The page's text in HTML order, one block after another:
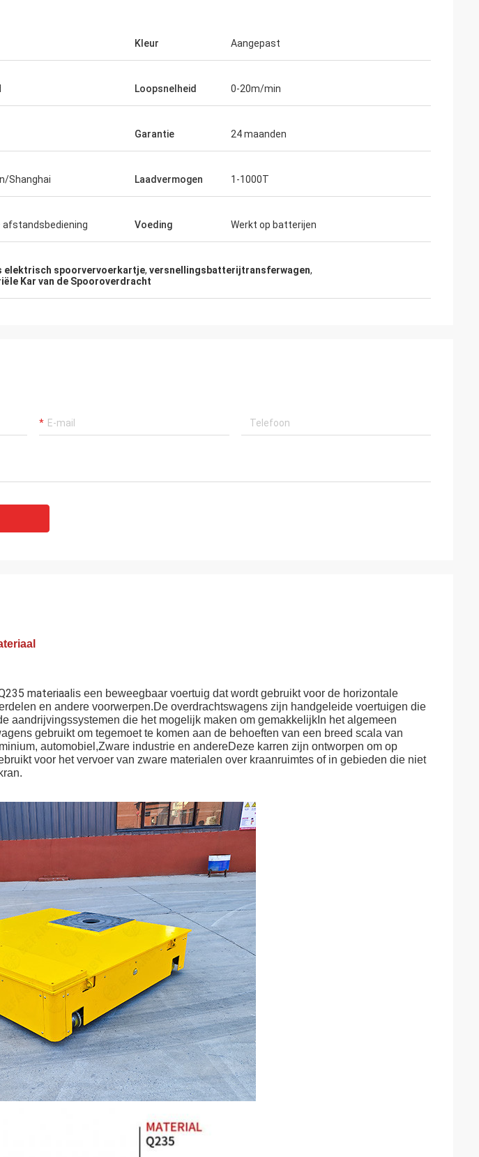
Ceyhan
ik een vijf sterrencliënt kan zijn!
Kleur Aangepast
Loopsnelheid 0-20m/min
Garantie 24 maanden
Shanghai Laadvermogen 1-1000T
afstandsbediening Voeding Werkt op batterijen
elektrisch spoorvervoerkartje, versnellingsbatterijtransferwagen,
Kar van de Spooroverdracht
materiaalis een beweegbaar voertuig dat wordt gebruikt voor de horizontale
en andere voorwerpen.De overdrachtswagens zijn handgeleide voertuigen die
aandrijvingssystemen die het mogelijk maken om gemakkelijkIn het algemeen
gebruikt om tegemoet te komen aan de behoeften van een breed scala van
automobiel,Zware industrie en andereDeze karren zijn ontworpen om op
voor het vervoer van zware materialen over kraanruimtes of in gebieden die niet